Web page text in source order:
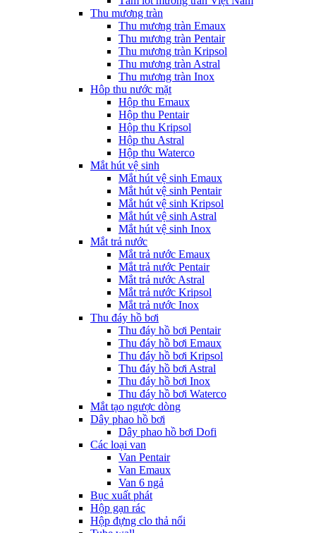
Thu mương tràn
Thu mương tràn Emaux
Thu mương tràn Pentair
Thu mương tràn Kripsol
Thu mương tràn Astral
Thu mương tràn Inox
Hôp thu nước mặt
Hộp thu Emaux
Hộp thu Pentair
Hộp thu Kripsol
Hộp thu Astral
Hộp thu Waterco
Mắt hút vệ sinh
Mắt hút vệ sinh Emaux
Mắt hút vệ sinh Pentair
Mắt hút vệ sinh Kripsol
Mắt hút vệ sinh Astral
Mắt hút vệ sinh Inox
Mắt trả nước
Mắt trả nước Emaux
Mắt trả nước Pentair
Mắt trả nước Astral
Mắt trả nước Kripsol
Mắt trả nước Inox
Thu đáy hồ bơi
Thu đáy hồ bơi Pentair
Thu đáy hồ bơi Emaux
Thu đáy hồ bơi Kripsol
Thu đáy hồ bơi Astral
Thu đáy hồ bơi Inox
Thu đáy hồ bơi Waterco
Mắt tạo ngược dòng
Dây phao hồ bơi
Dây phao hồ bơi Dofi
Các loại van
Van Pentair
Van Emaux
Van 6 ngả
Bục xuất phát
Hộp gạn rác
Hộp đựng clo thả nổi